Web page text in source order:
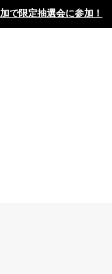
で限定抽選会に参加！